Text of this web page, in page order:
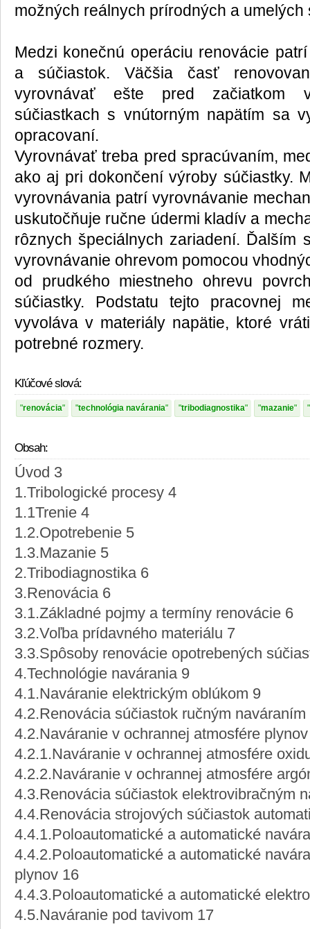
možných reálnych prírodných a umelých
Medzi konečnú operáciu renovácie
a súčiastok. Väčšia časť
vyrovnávať ešte pred začiatkom
súčiastkach s vnútorným napätím sa
opracovaní.
Vyrovnávať treba pred spracúvaním,
ako aj pri dokončení výroby súčiastky.
vyrovnávania patrí vyrovnávanie
uskutočňuje ručne údermi kladív a
rôznych špeciálnych zariadení. Ďalším
vyrovnávanie ohrevom pomocou
od prudkého miestneho ohrevu
súčiastky. Podstatu tejto pracovnej
vyvoláva v materiály napätie, ktoré
potrebné rozmery.
Kľúčové slová:
renovácia technológia navárania tribodiagnostika mazanie
Obsah:
Úvod 3
1.Tribologické procesy 4
1.1Trenie 4
1.2.Opotrebenie 5
1.3.Mazanie 5
2.Tribodiagnostika 6
3.Renovácia 6
3.1.Základné pojmy a termíny renovácie 6
3.2.Voľba prídavného materiálu 7
3.3.Spôsoby renovácie opotrebených
4.Technológie navárania 9
4.1.Naváranie elektrickým oblúkom 9
4.2.Renovácia súčiastok ručným
4.2.Naváranie v ochrannej atmosfére plynov
4.2.1.Naváranie v ochrannej atmosfére
4.2.2.Naváranie v ochrannej atmosfére
4.3.Renovácia súčiastok elektrovibračným
4.4.Renovácia strojových súčiastok
4.4.1.Poloautomatické a automatické
4.4.2.Poloautomatické a automatické
plynov 16
4.4.3.Poloautomatické a automatické
4.5.Naváranie pod tavivom 17